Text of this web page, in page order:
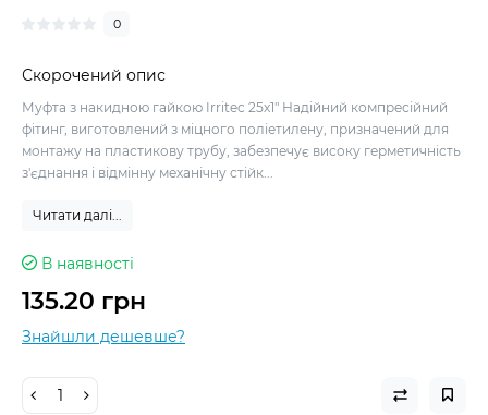
0
Скорочений опис
Муфта з накидною гайкою Irritec 25x1" Надійний компресійний
фітинг, виготовлений з міцного поліетилену, призначений для
монтажу на пластикову трубу, забезпечує високу герметичність
з'єднання і відмінну механічну стійк...
Читати далі...
В наявності
135.20 грн
Знайшли дешевше?